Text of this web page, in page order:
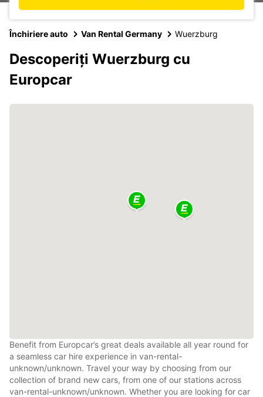
Închiriere auto Van Rental Germany Wuerzburg
Descoperiți Wuerzburg cu
Europcar
Benefit from Europcar’s great deals available all year round for
a seamless car hire experience in van-rental-
unknown/unknown. Travel your way by choosing from our
collection of brand new cars, from one of our stations across
van-rental-unknown/unknown. Whether you are looking for car